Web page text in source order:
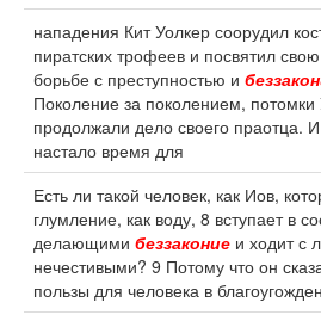
нападения Кит Уолкер соорудил
пиратских трофеев и посвятил
борьбе с преступностью и
Поколение за поколением, потомки
продолжали дело своего праотца.
настало время для
Есть ли такой человек, как Иов,
глумление, как воду, 8 вступает в
делающими беззаконие и ходит с
нечестивыми? 9 Потому что он
пользы для человека в